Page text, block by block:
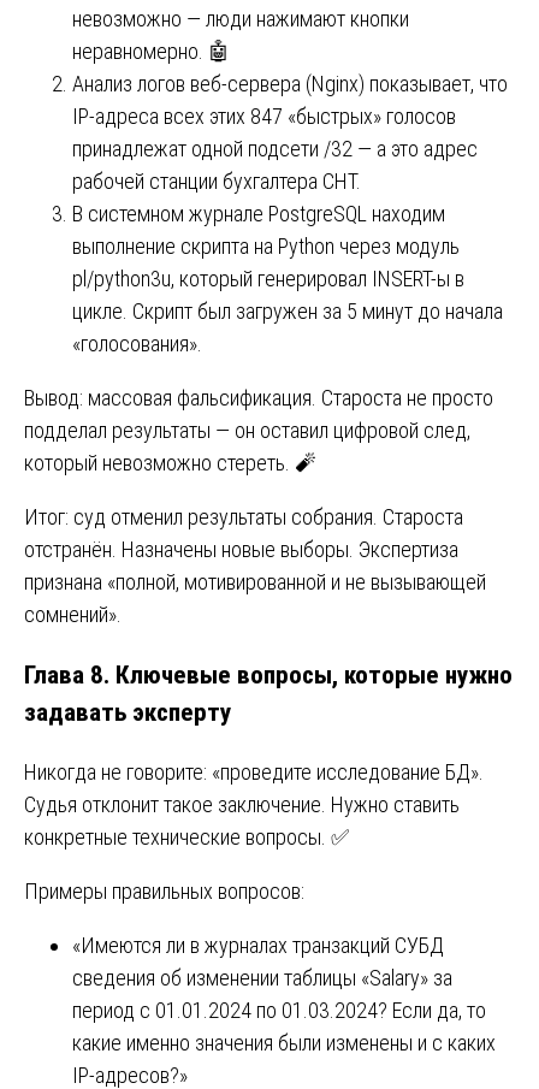
невозможно — люди нажимают кнопки
неравномерно. 🤖
Анализ логов веб-сервера (Nginx) показывает, что
IP-адреса всех этих 847 «быстрых» голосов
принадлежат одной подсети /32 — а это адрес
рабочей станции бухгалтера СНТ.
В системном журнале PostgreSQL находим
выполнение скрипта на Python через модуль
pl/python3u, который генерировал INSERT-ы в
цикле. Скрипт был загружен за 5 минут до начала
«голосования».
Вывод: массовая фальсификация. Староста не просто
подделал результаты — он оставил цифровой след,
который невозможно стереть. 🧨
Итог: суд отменил результаты собрания. Староста
отстранён. Назначены новые выборы. Экспертиза
признана «полной, мотивированной и не вызывающей
сомнений».
Глава 8. Ключевые вопросы, которые нужно
задавать эксперту
Никогда не говорите: «проведите исследование БД».
Судья отклонит такое заключение. Нужно ставить
конкретные технические вопросы. ✅
Примеры правильных вопросов:
«Имеются ли в журналах транзакций СУБД
сведения об изменении таблицы «Salary» за
период с 01.01.2024 по 01.03.2024? Если да, то
какие именно значения были изменены и с каких
IP-адресов?»